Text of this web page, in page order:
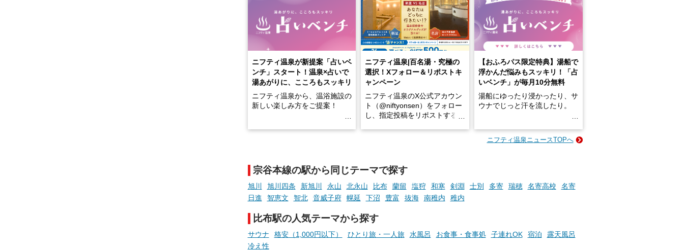
ニフティ温泉が新提案「占いベ
ンチ」スタート！温泉×占いで
湯あがりに、こころもスッキリ
ニフティ温泉から、温浴施設の
新しい楽しみ方をご提案！
手相やタロットなど気軽に楽し
める占いで、“ととのう”おふろ
時間を、もっと特別に。
ニフティ温泉|百名湯・究極の
選択！Xフォロー＆リポストキ
ャンペーン
ニフティ温泉のX公式アカウン
ト（@niftyonsen）をフォロー
し、指定投稿をリポストする
【おふろパス限定特典】湯船で
浮かんだ悩みもスッキリ！「占
いベンチ」が毎月10分無料
湯船にゆったり浸かったり、サ
ウナでじっと汗を流したり。
そんな「一人でぼんやり過ごす
でくることはありませんか？
らこそ向き合える、大切な自分
の本音。
ニフティ温泉ニュースTOPへ
宗谷本線の駅から同じテーマで探す
旭川 旭川四条 新旭川 永山 北永山 比布 蘭留 塩狩 和寒 剣淵 士別 多寄 瑞穂 名寄高校
名寄
日進
智恵文 智北 音威子府 幌延 下沼 豊富 抜海 南稚内 稚内
比布駅の人気テーマから探す
サウナ 格安（1,000円以下） ひとり旅・一人旅 水風呂 お食事・食事処 子連れOK 宿泊
露天風呂
冷え性